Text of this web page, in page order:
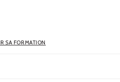
SA FORMATION